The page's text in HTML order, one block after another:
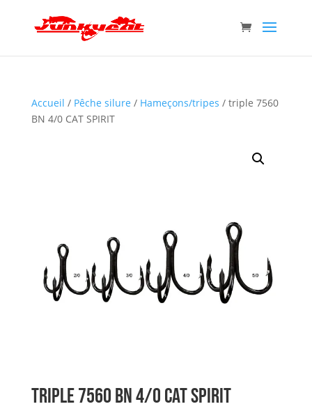
Accueil / Pêche silure / Hameçons/tripes / triple 7560
BN 4/0 CAT SPIRIT
triple 7560 BN 4/0 CAT SPIRIT